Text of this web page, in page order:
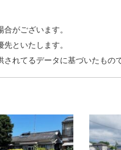
がございます。
といたします。
れてるデータに基づいたもの